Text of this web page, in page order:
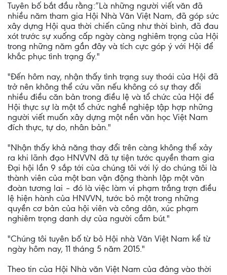
Tuyên bố bắt đầu rằng:”Là những người viết văn đã
nhiều năm tham gia Hội Nhà Văn Việt Nam, đã góp sức
xây dựng Hội qua thời chiến cũng như thời bình, đã đau
xót trước sự xuống cấp ngày càng nghiêm trọng của Hội
trong những năm gần đây và tích cực góp ý với Hội để
khắc phục tình trạng ấy."
"Đến hôm nay, nhận thấy tình trạng suy thoái của Hội đã
trở nên không thể cứu vãn nếu không có sự thay đổi
nhiều điều căn bản trong điều lệ và tổ chức của Hội để
Hội thực sự là một tổ chức nghề nghiệp tập hợp những
người viết muốn xây dựng một nền văn học Việt Nam
đích thực, tự do, nhân bản."
"Nhận thấy khả năng thay đổi trên càng không thể xảy
ra khi lãnh đạo HNVVN đã tự tiện tước quyền tham gia
Đại hội lần 9 sắp tới của chúng tôi với lý do chúng tôi là
thành viên của một ban vận động thành lập một văn
đoàn tương lai – đó là việc làm vi phạm trắng trợn điều
lệ hiện hành của HNVVN, tước bỏ một trong những
quyền cơ bản của hội viên và công dân, xúc phạm
nghiêm trọng danh dự của người cầm bút."
"Chúng tôi tuyên bố từ bỏ Hội nhà Văn Việt Nam kể từ
ngày hôm nay, 11 tháng 5 năm 2015."
Theo tin của Hội Nhà văn Việt Nam của đảng vào thời